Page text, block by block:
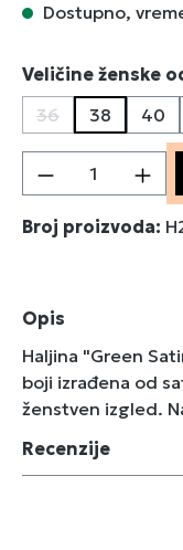
Dostupno,
Izaberi
Veličine ženske
36
(Ova opcija
38 40
Količina
Broj proizvoda:
Opis
Haljina "Green
boji izrađena od
ženstven izgled.
Recenzije